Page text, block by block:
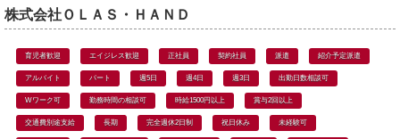
株式会社ＯＬＡＳ・ＨＡＮＤ
育児者歓迎 エイジレス歓迎 正社員 契約社員 派遣 紹介予定派遣
アルバイト パート 週5日 週4日 週3日 出勤日数相談可
Wワーク可 勤務時間の相談可 時給1500円以上 賞与2回以上
交通費別途支給 長期 完全週休2日制 祝日休み 未経験可